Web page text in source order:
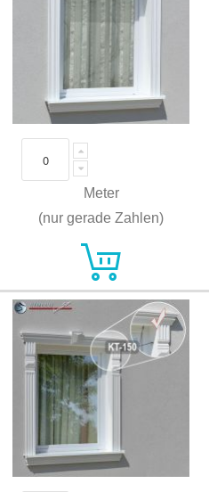
Meter
(nur gerade Zahlen)